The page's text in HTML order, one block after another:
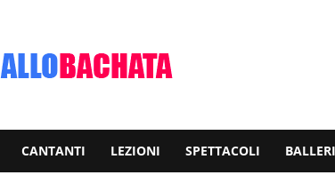
CANTANTI LEZIONI SPETTACOLI